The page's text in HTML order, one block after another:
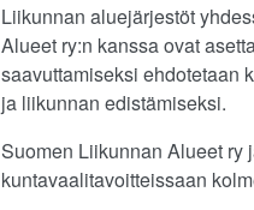
Liikunnan aluejärjestöt
Alueet ry:n kanssa ovat
saavuttamiseksi ehdotetaan
ja liikunnan edistämiseksi.
Suomen Liikunnan Alueet ry
kuntavaalitavoitteissaan